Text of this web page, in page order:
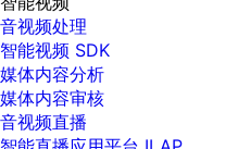
音视频处理
智能视频 SDK
媒体内容分析
媒体内容审核
音视频直播